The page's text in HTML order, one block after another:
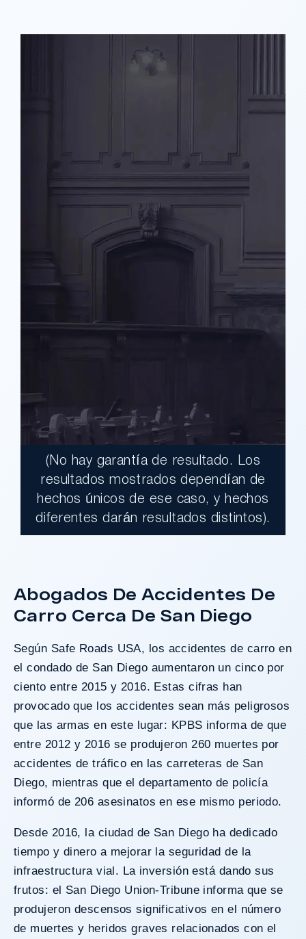
$17,900,000.00
Un jurado declaró al Condado de Los
¿Tengo Un Caso?
(No hay garantía de resultado. Los
resultados mostrados dependían de
hechos únicos de ese caso, y hechos
diferentes darán resultados distintos).
Abogados De Accidentes De
Carro Cerca De San Diego
Según Safe Roads USA, los accidentes de carro en
el condado de San Diego aumentaron un cinco por
ciento entre 2015 y 2016. Estas cifras han
provocado que los accidentes sean más peligrosos
que las armas en este lugar: KPBS informa de que
entre 2012 y 2016 se produjeron 260 muertes por
accidentes de tráfico en las carreteras de San
Diego, mientras que el departamento de policía
informó de 206 asesinatos en ese mismo periodo.
Desde 2016, la ciudad de San Diego ha dedicado
tiempo y dinero a mejorar la seguridad de la
infraestructura vial. La inversión está dando sus
frutos: el San Diego Union-Tribune informa que se
produjeron descensos significativos en el número
de muertes y heridos graves relacionados con el